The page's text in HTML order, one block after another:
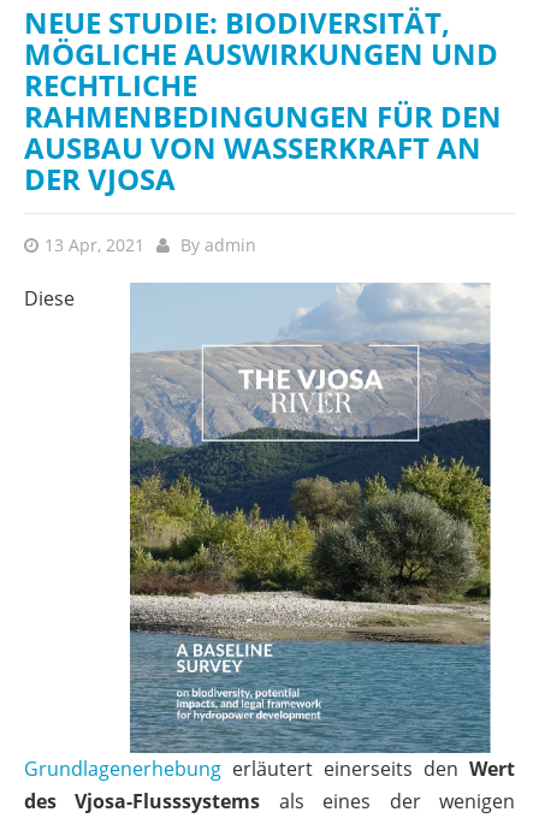
NEUE STUDIE: BIODIVERSITÄT,
MÖGLICHE AUSWIRKUNGEN UND
RECHTLICHE
RAHMENBEDINGUNGEN FÜR DEN
AUSBAU VON WASSERKRAFT AN
DER VJOSA
13 Apr, 2021 By admin
Diese
Grundlagenerhebung erläutert einerseits den Wert
des Vjosa-Flusssystems als eines der wenigen